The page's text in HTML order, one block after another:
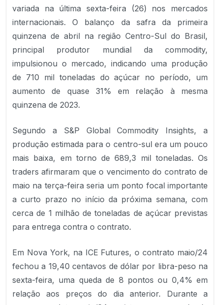
variada na última sexta-feira (26) nos mercados
internacionais. O balanço da safra da primeira
quinzena de abril na região Centro-Sul do Brasil,
principal produtor mundial da commodity,
impulsionou o mercado, indicando uma produção
de 710 mil toneladas do açúcar no período, um
aumento de quase 31% em relação à mesma
quinzena de 2023.
Segundo a S&P Global Commodity Insights, a
produção estimada para o centro-sul era um pouco
mais baixa, em torno de 689,3 mil toneladas. Os
traders afirmaram que o vencimento do contrato de
maio na terça-feira seria um ponto focal importante
a curto prazo no início da próxima semana, com
cerca de 1 milhão de toneladas de açúcar previstas
para entrega contra o contrato.
Em Nova York, na ICE Futures, o contrato maio/24
fechou a 19,40 centavos de dólar por libra-peso na
sexta-feira, uma queda de 8 pontos ou 0,4% em
relação aos preços do dia anterior. Durante a